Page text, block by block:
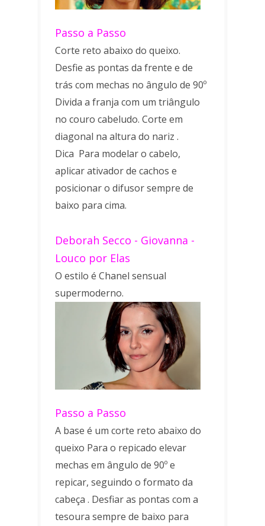
Passo a Passo
Corte reto abaixo do queixo.
Desfie as pontas da frente e de
trás com mechas no ângulo de 90º
Divida a franja com um triângulo
no couro cabeludo. Corte em
diagonal na altura do nariz .
Dica Para modelar o cabelo,
aplicar ativador de cachos e
posicionar o difusor sempre de
baixo para cima.
Deborah Secco - Giovanna -
Louco por Elas
O estilo é Chanel sensual
supermoderno.
Passo a Passo
A base é um corte reto abaixo do
queixo Para o repicado elevar
mechas em ângulo de 90º e
repicar, seguindo o formato da
cabeça . Desfiar as pontas com a
tesoura sempre de baixo para